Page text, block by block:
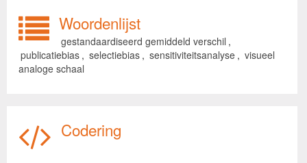
Woordenlijst
gestandaardiseerd gemiddeld verschil ,
publicatiebias , selectiebias , sensitiviteitsanalyse , visueel
analoge schaal
Codering